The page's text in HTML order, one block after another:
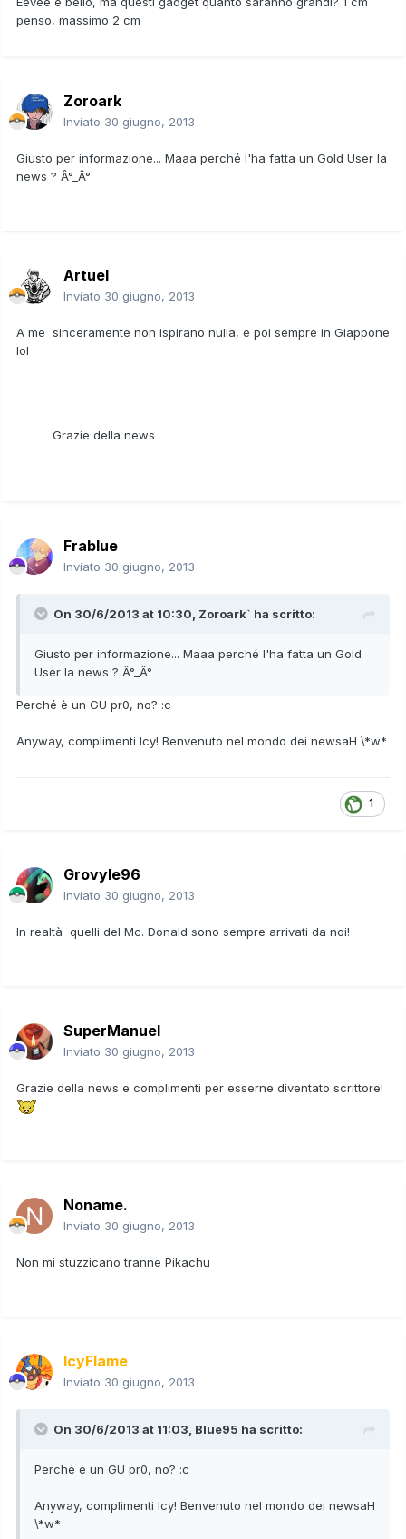
penso, massimo 2 cm
Zoroark
Inviato 30 giugno, 2013
Giusto per informazione... Maaa perché l'ha fatta un Gold User la
news ? Â°_Â°
Artuel
Inviato 30 giugno, 2013
A me sinceramente non ispirano nulla, e poi sempre in Giappone
lol
Grazie della news
Frablue
Inviato 30 giugno, 2013
On 30/6/2013 at 10:30, Zoroark` ha scritto:
Giusto per informazione... Maaa perché l'ha fatta un Gold
User la news ? Â°_Â°
Perché è un GU pr0, no? :c
Anyway, complimenti Icy! Benvenuto nel mondo dei newsaH \*w*
1
Grovyle96
Inviato 30 giugno, 2013
In realtà quelli del Mc. Donald sono sempre arrivati da noi!
SuperManuel
Inviato 30 giugno, 2013
Grazie della news e complimenti per esserne diventato scrittore!
Noname.
Inviato 30 giugno, 2013
Non mi stuzzicano tranne Pikachu
IcyFlame
Inviato 30 giugno, 2013
On 30/6/2013 at 11:03, Blue95 ha scritto:
Perché è un GU pr0, no? :c
Anyway, complimenti Icy! Benvenuto nel mondo dei newsaH
\*w*